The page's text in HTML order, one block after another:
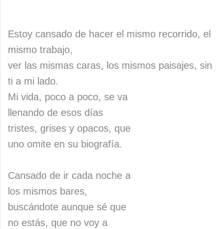
Estoy cansado de hacer el mismo recorrido, el
mismo trabajo,
ver las mismas caras, los mismos paisajes, sin
ti a mi lado.
Mi vida, poco a poco, se va
llenando de esos días
tristes, grises y opacos, que
uno omite en su biografía.
Cansado de ir cada noche a
los mismos bares,
buscándote aunque sé que
no estás, que no voy a